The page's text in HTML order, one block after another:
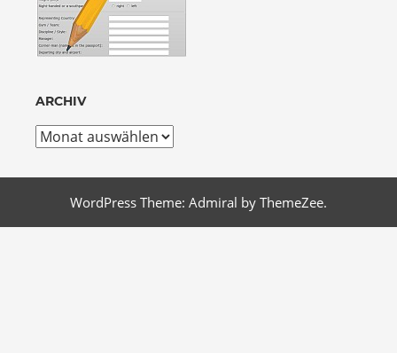
ARCHIV
Archiv
WordPress Theme: Admiral by ThemeZee.